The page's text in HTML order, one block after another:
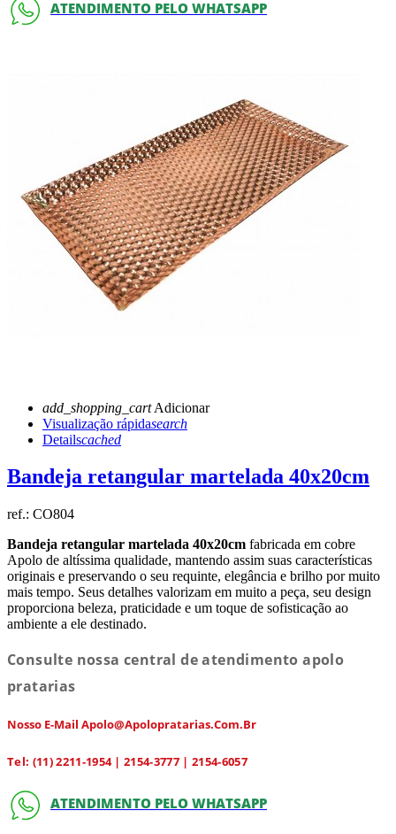
ATENDIMENTO PELO WHATSAPP
add_shopping_cartAdicionar
Visualização rápidasearch
Detailscached
Bandeja retangular martelada 40x20cm
ref.: CO804
Bandeja retangular martelada 40x20cm fabricada em cobre
Apolo de altíssima qualidade, mantendo assim suas características
originais e preservando o seu requinte, elegância e brilho por muito
mais tempo. Seus detalhes valorizam em muito a peça, seu design
proporciona beleza, praticidade e um toque de sofisticação ao
ambiente a ele destinado.
Consulte nossa central de atendimento apolo
pratarias
Nosso E-Mail Apolo@apolopratarias.com.br
Tel: (11) 2211-1954 | 2154-3777 | 2154-6057
ATENDIMENTO PELO WHATSAPP